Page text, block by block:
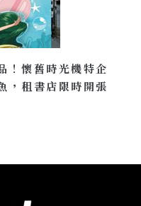
！懷舊時光機特企
，租書店限時開張